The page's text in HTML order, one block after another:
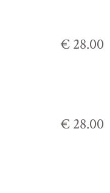
€ 28.00
€ 28.00